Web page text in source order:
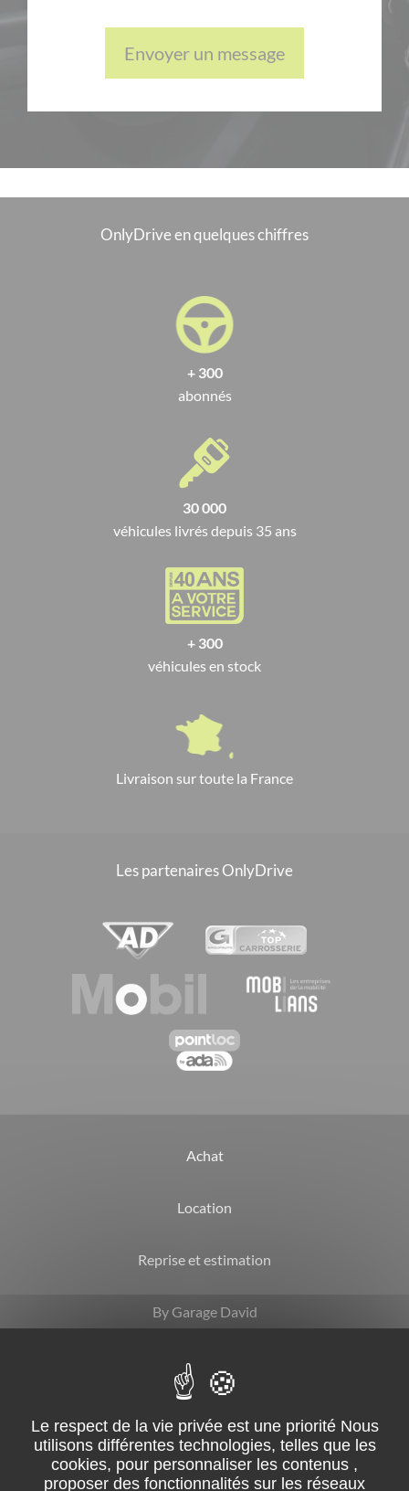
Envoyer un message
OnlyDrive en quelques chiffres
+ 300
abonnés
30 000
véhicules livrés depuis 35 ans
+ 300
véhicules en stock
Livraison sur toute la France
Les partenaires OnlyDrive
Achat
Location
Reprise et estimation
By Garage David
CGV
Mentions légales
Suivez-nous sur facebook